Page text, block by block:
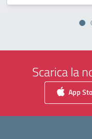
Scarica la
App